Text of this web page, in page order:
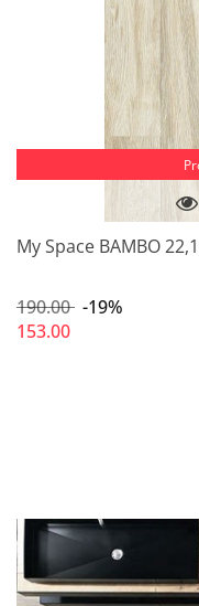
My Space BAMBO
190.00 -19%
153.00